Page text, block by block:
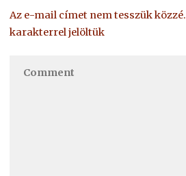
Az e-mail címet nem tesszük közzé.
karakterrel jelöltük